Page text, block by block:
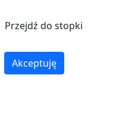
Przejdź do stopki
Akceptuję